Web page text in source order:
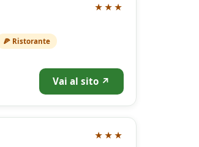
★★★
🍕 Ristorante
Vai al sito ↗
★★★